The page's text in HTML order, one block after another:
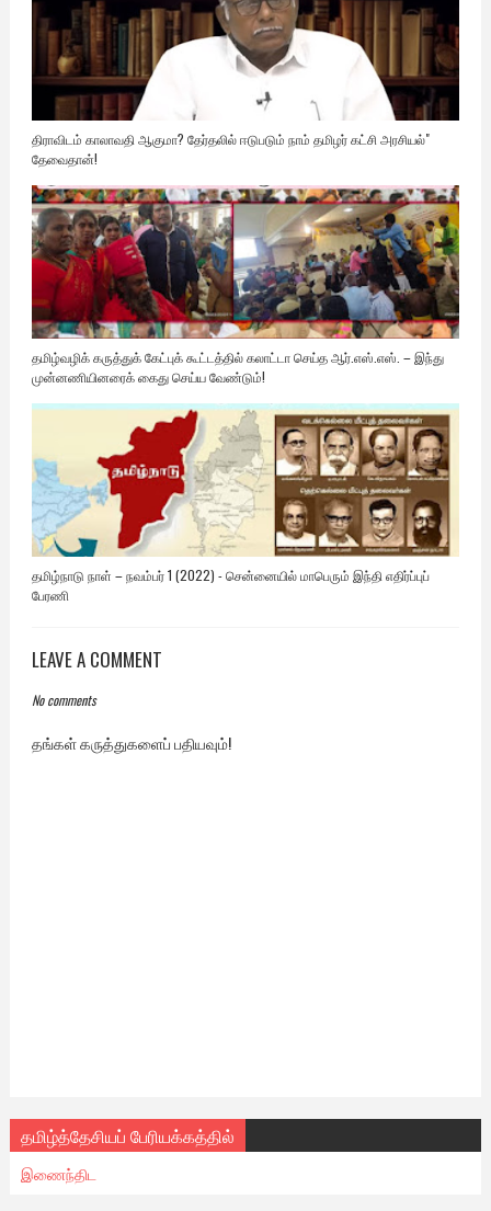
திராவிடம் காலாவதி ஆகுமா? தேர்தலில் ஈடுபடும் நாம் தமிழர் கட்சி அரசியல்"
தேவைதான்!
தமிழ்வழிக் கருத்துக் கேட்புக் கூட்டத்தில் கலாட்டா செய்த ஆர்.எஸ்.எஸ். – இந்து
முன்னணியினரைக் கைது செய்ய வேண்டும்!
தமிழ்நாடு நாள் – நவம்பர் 1 (2022) - சென்னையில் மாபெரும் இந்தி எதிர்ப்புப்
பேரணி
LEAVE A COMMENT
No comments
தங்கள் கருத்துகளைப் பதியவும்!
தமிழ்த்தேசியப் பேரியக்கத்தில்
இணைந்திட